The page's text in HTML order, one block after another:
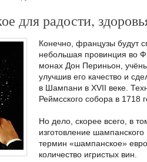
для радости,
Конечно, французы будут
небольшая провинция во
монах Дон Периньон,
улучшив его качество и
в Шампани в XVII веке.
Реймсского собора в 1718
Но дело, скорее всего, в
изготовление
термин «шампанское»
количество игристых вин.